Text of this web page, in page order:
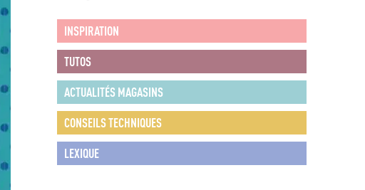
INSPIRATION
TUTOS
ACTUALITÉS MAGASINS
CONSEILS TECHNIQUES
LEXIQUE